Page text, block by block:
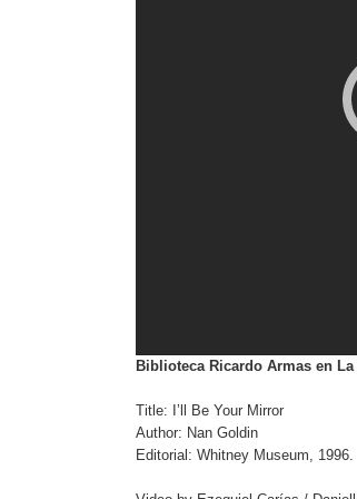
Biblioteca Ricardo Armas en La
Title: I’ll Be Your Mirror
Author: Nan Goldin
Editorial: Whitney Museum, 1996.